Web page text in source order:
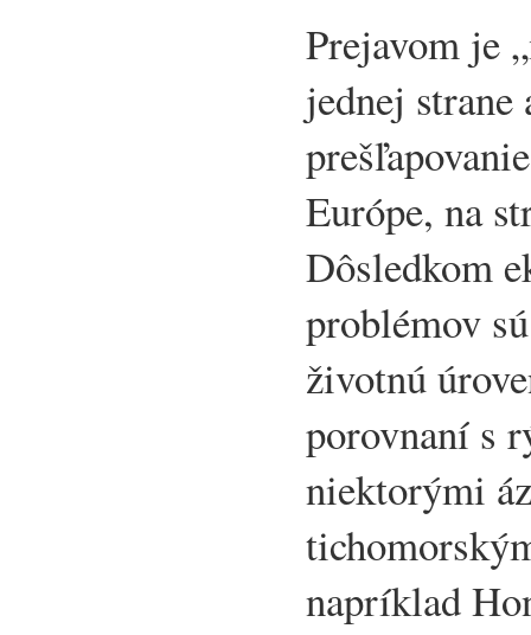
Prejavom je
jednej strane
Európe, na
Dôsledkom
problémov
životnú
porovnaní s
niektorými
napríklad